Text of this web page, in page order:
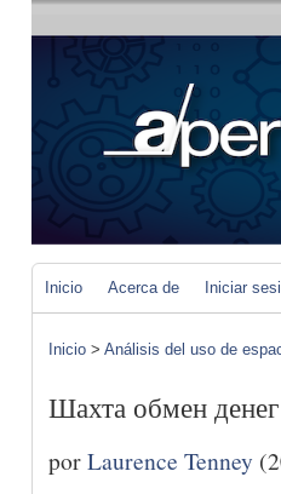
Inicio Acerca de Iniciar
Inicio > Análisis del uso de
Шахта обмен денег
porLaurence Tenney